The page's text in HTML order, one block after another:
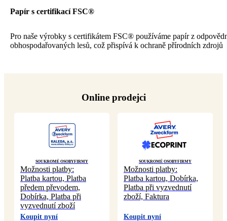
Papír s certifikací FSC®
Pro naše výrobky s certifikátem FSC® používáme papír z
obhospodařovaných lesů, což přispívá k ochraně přírodních zdrojů
Online prodejci
Soukromé osobyFirmy
Možnosti platby:
Platba kartou, Platba
předem převodem,
Dobírka, Platba při
vyzvednutí zboží
Koupit nyní
Soukromé osobyFirmy
Možnosti platby:
Platba kartou, Dobírka,
Platba při vyzvednutí
zboží, Faktura
Koupit nyní